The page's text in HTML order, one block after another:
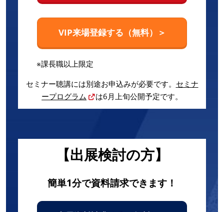
VIP来場登録する（無料）＞
※課長職以上限定
セミナー聴講には別途お申込みが必要です。 セミナ
ープログラム
は6月上旬公開予定です。
【出展検討の方】
簡単1分で資料請求できます！